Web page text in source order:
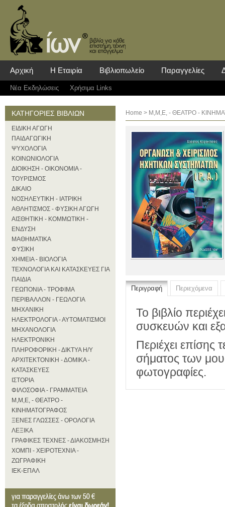
Αρχική Η Εταιρία Βιβλιοπωλείο Παραγγελίες
Νέα Eκδηλώσεις Χρήσιμα Links
ΚΑΤΗΓΟΡΙΕΣ ΒΙΒΛΙΩΝ
ΕΙΔΙΚΗ ΑΓΩΓΗ
ΠΑΙΔΑΓΩΓΙΚΗ
ΨΥΧΟΛΟΓΙΑ
ΚΟΙΝΩΝΙΟΛΟΓΙΑ
ΔΙΟΙΚΗΣΗ - ΟΙΚΟΝΟΜΙΑ -
ΤΟΥΡΙΣΜΟΣ
ΔΙΚΑΙΟ
ΝΟΣΗΛΕΥΤΙΚΗ - ΙΑΤΡΙΚΗ
ΑΘΛΗΤΙΣΜΟΣ - ΦΥΣΙΚΗ ΑΓΩΓΗ
ΑΙΣΘΗΤΙΚΗ - ΚΟΜΜΩΤΙΚΗ -
ΕΝΔΥΣΗ
ΜΑΘΗΜΑΤΙΚΑ
ΦΥΣΙΚΗ
ΧΗΜΕΙΑ - ΒΙΟΛΟΓΙΑ
ΤΕΧΝΟΛΟΓΙΑ ΚΑΙ ΚΑΤΑΣΚΕΥΕΣ ΓΙΑ
ΠΑΙΔΙΑ
ΓΕΩΠΟΝΙΑ - ΤΡΟΦΙΜΑ
ΠΕΡΙΒΑΛΛΟΝ - ΓΕΩΛΟΓΙΑ
ΜΗΧΑΝΙΚΗ
ΗΛΕΚΤΡΟΛΟΓΙΑ - ΑΥΤΟΜΑΤΙΣΜΟΙ
ΜΗΧΑΝΟΛΟΓΙΑ
ΗΛΕΚΤΡΟΝΙΚΗ
ΠΛΗΡΟΦΟΡΙΚΗ - ΔΙΚΤΥΑ Η/Υ
ΑΡΧΙΤΕΚΤΟΝΙΚΗ - ΔΟΜΙΚΑ -
ΚΑΤΑΣΚΕΥΕΣ
ΙΣΤΟΡΙΑ
ΦΙΛΟΣΟΦΙΑ - ΓΡΑΜΜΑΤΕΙΑ
Μ,Μ,Ε, - ΘΕΑΤΡΟ -
ΚΙΝΗΜΑΤΟΓΡΑΦΟΣ
ΞΕΝΕΣ ΓΛΩΣΣΕΣ - ΟΡΟΛΟΓΙΑ
ΛΕΞΙΚΑ
ΓΡΑΦΙΚΕΣ ΤΕΧΝΕΣ - ΔΙΑΚΟΣΜΗΣΗ
ΧΟΜΠΙ - ΧΕΙΡΟΤΕΧΝΙΑ -
ΖΩΓΡΑΦΙΚΗ
ΙΕΚ-ΕΠΑΛ
Home > Μ,Μ,Ε, - ΘΕΑΤΡΟ -
Περιγραφή Περιεχόμενα
Το βιβλίο
συσκευών και
Περιέχει επίσης
σήματος των
φωτογραφίες.